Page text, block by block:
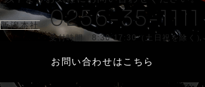
新潟本社 0256-35-1111
受付時間 8:30-17:30（土日祝を除く）
お問い合わせはこちら